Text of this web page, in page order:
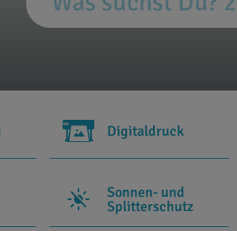
Digitaldruck
Sonnen- und
Splitterschutz